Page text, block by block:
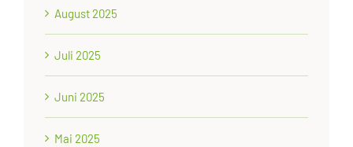
August 2025
Juli 2025
Juni 2025
Mai 2025